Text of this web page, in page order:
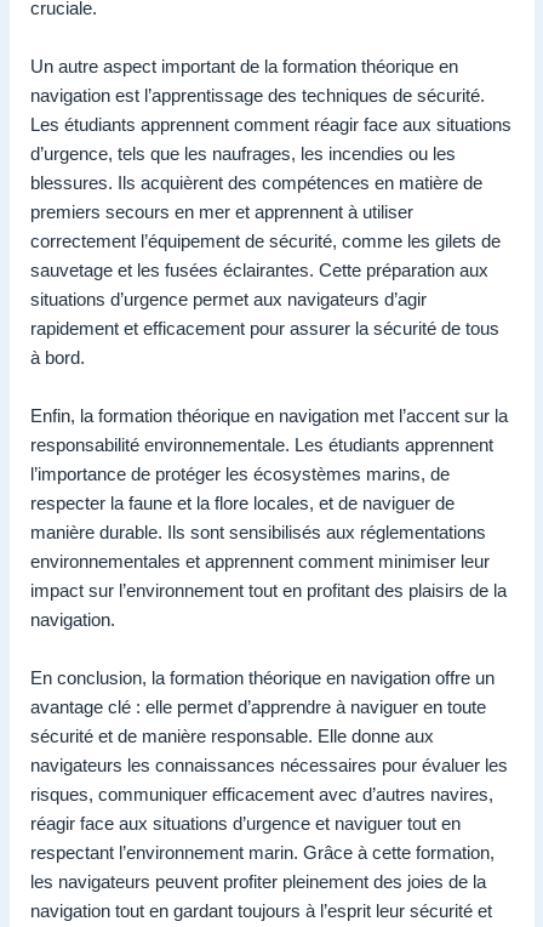
cruciale.
Un autre aspect important de la formation théorique en
navigation est l’apprentissage des techniques de sécurité.
Les étudiants apprennent comment réagir face aux situations
d’urgence, tels que les naufrages, les incendies ou les
blessures. Ils acquièrent des compétences en matière de
premiers secours en mer et apprennent à utiliser
correctement l’équipement de sécurité, comme les gilets de
sauvetage et les fusées éclairantes. Cette préparation aux
situations d’urgence permet aux navigateurs d’agir
rapidement et efficacement pour assurer la sécurité de tous
à bord.
Enfin, la formation théorique en navigation met l’accent sur la
responsabilité environnementale. Les étudiants apprennent
l’importance de protéger les écosystèmes marins, de
respecter la faune et la flore locales, et de naviguer de
manière durable. Ils sont sensibilisés aux réglementations
environnementales et apprennent comment minimiser leur
impact sur l’environnement tout en profitant des plaisirs de la
navigation.
En conclusion, la formation théorique en navigation offre un
avantage clé : elle permet d’apprendre à naviguer en toute
sécurité et de manière responsable. Elle donne aux
navigateurs les connaissances nécessaires pour évaluer les
risques, communiquer efficacement avec d’autres navires,
réagir face aux situations d’urgence et naviguer tout en
respectant l’environnement marin. Grâce à cette formation,
les navigateurs peuvent profiter pleinement des joies de la
navigation tout en gardant toujours à l’esprit leur sécurité et